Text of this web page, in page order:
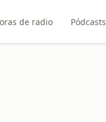
de radio Pódcasts